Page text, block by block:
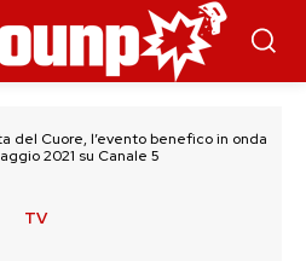
del Cuore, l’evento benefico in onda
2021 su Canale 5
TV